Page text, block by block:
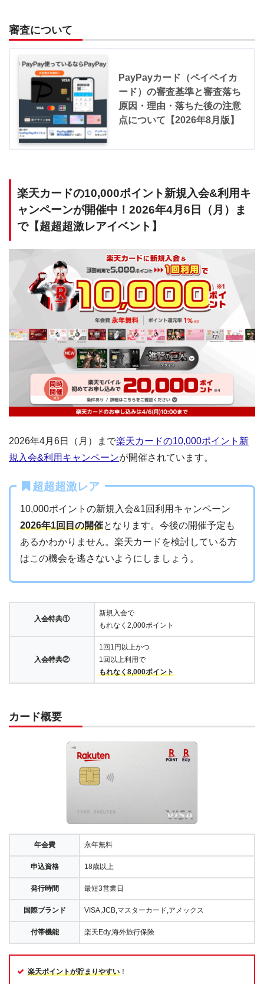
審査について
PayPayカード（ペイペイカ
ード）の審査基準と審査落ち
原因・理由・落ちた後の注意
点について【2026年8月版】
楽天カードの10,000ポイント新規入会&利用キ
ャンペーンが開催中！2026年4月6日（月）ま
で【超超超激レアイベント】
2026年4月6日（月）まで楽天カードの10,000ポイント新
規入会&利用キャンペーンが開催されています。
超超超激レア
10,000ポイントの新規入会&1回利用キャンペーン
2026年1回目の開催となります。今後の開催予定も
あるかわかりません。楽天カードを検討している方
はこの機会を逃さないようにしましょう。
入会特典①
新規入会で
もれなく2,000ポイント
入会特典②
1回1円以上かつ
1回以上利用で
もれなく8,000ポイント
カード概要
年会費 永年無料
申込資格 18歳以上
発行時間 最短3営業日
国際ブランド VISA,JCB,マスターカード,アメックス
付帯機能 楽天Edy,海外旅行保険
楽天ポイントが貯まりやすい ！